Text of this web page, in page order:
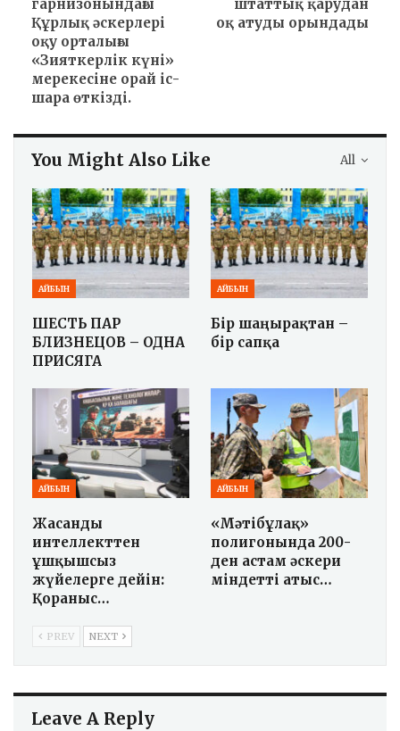
гарнизонындағы
Құрлық әскерлері
оқу орталығы
«Зияткерлік күні»
мерекесіне орай іс-
шара өткізді.
штаттық қарудан
оқ атуды орындады
All
You Might Also Like
АЙБЫН
ШЕСТЬ ПАР
БЛИЗНЕЦОВ – ОДНА
ПРИСЯГА
АЙБЫН
Бір шаңырақтан –
бір сапқа
АЙБЫН
Жасанды
интеллекттен
ұшқышсыз
жүйелерге дейін:
Қорғаныс…
АЙБЫН
«Мәтібұлақ»
полигонында 200-
ден астам әскери
міндетті атыс…
PREV NEXT
Leave A Reply